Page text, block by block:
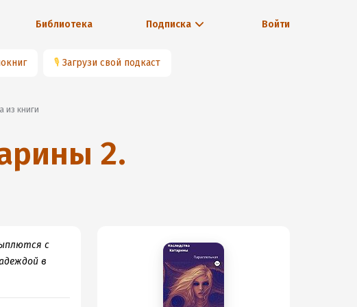
Библиотека Подписка Войти
🎙 Загрузи свой подкаст
из книги
2.
с
в